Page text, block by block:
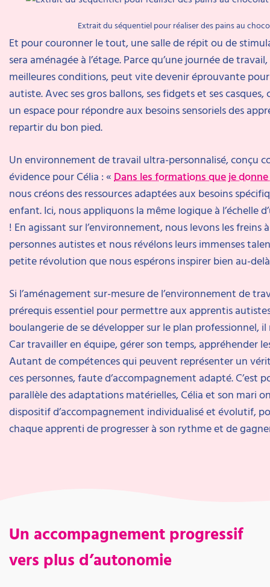
Extrait du séquentiel pour réaliser des pains au
Et pour couronner le tout, une salle de répit ou de
sera aménagée à l’étage. Parce qu’une journée de
meilleures conditions, peut vite devenir éprouvante
autiste. Avec ses gros ballons, ses fidgets et ses casques,
un espace pour répondre aux besoins sensoriels des
repartir du bon pied.
Un environnement de travail ultra-personnalisé, conçu
évidence pour Célia : «Dans les formations que je
nous créons des ressources adaptées aux besoins
enfant. Ici, nous appliquons la même logique à l’échelle
! En agissant sur l’environnement, nous levons les freins
personnes autistes et nous révélons leurs immenses
petite révolution que nous espérons inspirer bien au-
Si l’aménagement sur-mesure de l’environnement de
prérequis essentiel pour permettre aux apprentis
boulangerie de se développer sur le plan professionnel,
Car travailler en équipe, gérer son temps, appréhender
Autant de compétences qui peuvent représenter un
ces personnes, faute d’accompagnement adapté. C’est
parallèle des adaptations matérielles, Célia et son mari
dispositif d’accompagnement individualisé et évolutif,
chaque apprenti de progresser à son rythme et de
Un accompagnement progressif
vers plus d’autonomie